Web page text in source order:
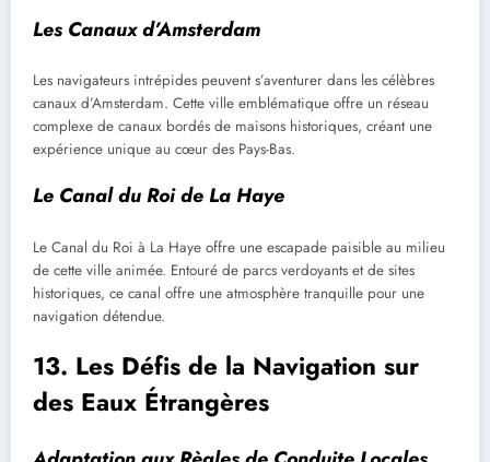
Les Canaux d’Amsterdam
Les navigateurs intrépides peuvent s’aventurer dans les célèbres
canaux d’Amsterdam. Cette ville emblématique offre un réseau
complexe de canaux bordés de maisons historiques, créant une
expérience unique au cœur des Pays-Bas.
Le Canal du Roi de La Haye
Le Canal du Roi à La Haye offre une escapade paisible au milieu
de cette ville animée. Entouré de parcs verdoyants et de sites
historiques, ce canal offre une atmosphère tranquille pour une
navigation détendue.
13. Les Défis de la Navigation sur
des Eaux Étrangères